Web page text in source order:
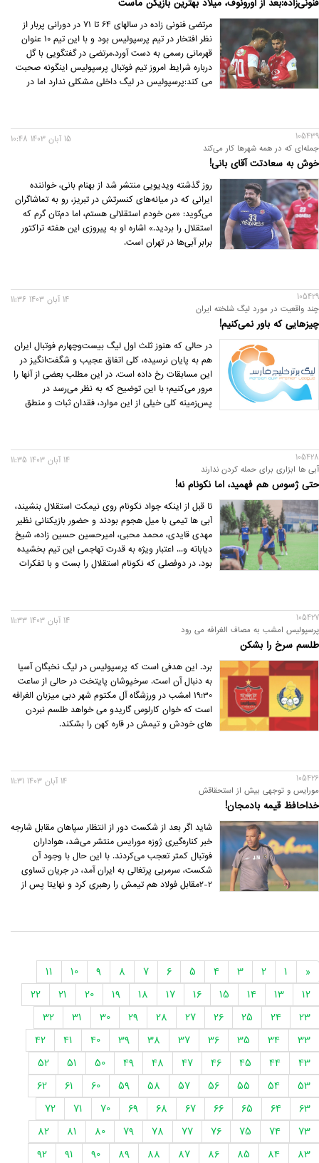
فنونی‌زاده:بعد از اورونوف، میلاد بهترین بازیکن ماست
مرتضی فنونی زاده در سالهای 64 تا 71 در دورانی پربار از
نظر افتخار در تیم پرسپولیس بود و با این تیم 10 عنوان
قهرمانی رسمی به دست آورد.مرتضی در گفتگویی با گل
درباره شرایط امروز تیم فوتبال پرسپولیس اینگونه صحبت
می کند:پرسپولیس در لیگ داخلی مشکلی ندارد اما در
لازم بود تا بچه ها کمی بیشتر به خودشان بیایند.
105439
جمله‌ای که در همه شهرها کار می‌کند
خوش به سعادتت آقای بانی!
15 آبان 1403 10:48
روز گذشته ویدیویی منتشر شد از بهنام بانی، خواننده
ایرانی که در میانه‌های کنسرتش در تبریز، رو به تماشاگران
می‌گوید: «من خودم استقلالی هستم، اما دم‌تان گرم که
استقلال را بردید.» اشاره او به پیروزی این هفته تراکتور
برابر آبی‌ها در تهران است.
105429
چند واقعیت در مورد لیگ شلخته ایران
چیزهایی که باور نمی‌کنیم!
14 آبان 1403 11:36
در حالی که هنوز ثلث اول لیگ بیست‌وچهارم فوتبال ایران
هم به پایان نرسیده، کلی اتفاق عجیب و شگفت‌انگیز در
این مسابقات رخ داده است. در این مطلب بعضی از آنها را
مرور می‌کنیم؛ با این توضیح که به نظر می‌رسد در
پس‌زمینه کلی خیلی از این موارد، فقدان ثبات و منطق
105428
آبی ها ابزاری برای حمله کردن ندارند
حتی ژسوس هم فهمید، اما نکونام نه!
14 آبان 1403 11:35
تا قبل از اینکه جواد نکونام روی نیمکت استقلال بنشیند،
آبی ها تیمی با میل هجوم بودند و حضور بازیکنانی نظیر
مهدی قایدی، محمد محبی، امیرحسین حسین زاده، شیخ
دیاباته و... اعتبار ویژه به قدرت تهاجمی این تیم بخشیده
بود. در دوفصلی که نکونام استقلال را بست و با تفکرات
105427
پرسپولیس امشب به مصاف الغرافه می رود
طلسم سرخ را بشکن
14 آبان 1403 11:33
برد. این هدفی است که پرسپولیس در لیگ نخبگان آسیا
به دنبال آن است. سرخپوشان پایتخت در حالی از ساعت
19:30 امشب در ورزشگاه آل مکتوم شهر دبی میزبان الغرافه
است که خوان کارلوس گاریدو می خواهد طلسم نبردن
های خودش و تیمش در قاره کهن را بشکند.
105426
مورایس و توجهی بیش از استحقاقش
خداحافظ قیمه بادمجان!
14 آبان 1403 11:31
شاید اگر بعد از شکست دور از انتظار سپاهان مقابل شارجه
خبر کناره‌گیری ژوزه مورایس منتشر می‌شد، هواداران
فوتبال کمتر تعجب می‌کردند. با این حال با وجود آن
شکست، سرمربی پرتغالی به ایران آمد، در جریان تساوی
2-2مقابل فولاد هم تیمش را رهبری کرد و نهایتا پس از
«
1
2
3
4
5
6
7
8
9
10
11
12
13
14
15
16
17
18
19
20
21
22
23
24
25
26
27
28
29
30
31
32
33
34
35
36
37
38
39
40
41
42
43
44
45
46
47
48
49
50
51
52
53
54
55
56
57
58
59
60
61
62
63
64
65
66
67
68
69
70
71
72
73
74
75
76
77
78
79
80
81
82
83
84
85
86
87
88
89
90
91
92